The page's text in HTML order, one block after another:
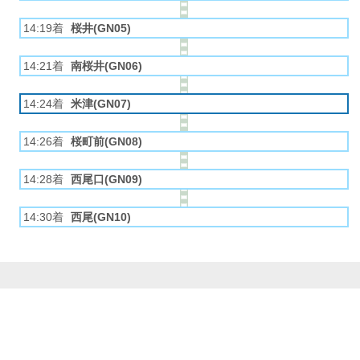
14:19着 桜井(GN05)
14:21着 南桜井(GN06)
14:24着 米津(GN07)
14:26着 桜町前(GN08)
14:28着 西尾口(GN09)
14:30着 西尾(GN10)